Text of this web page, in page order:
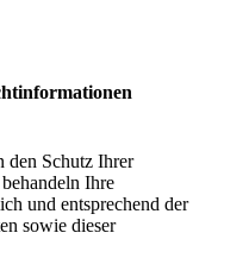
den Schutz Ihrer
Ihre
und entsprechend der
sowie dieser